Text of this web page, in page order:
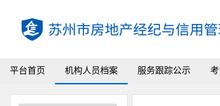
平台首页 机构人员档案 服务跟踪公示